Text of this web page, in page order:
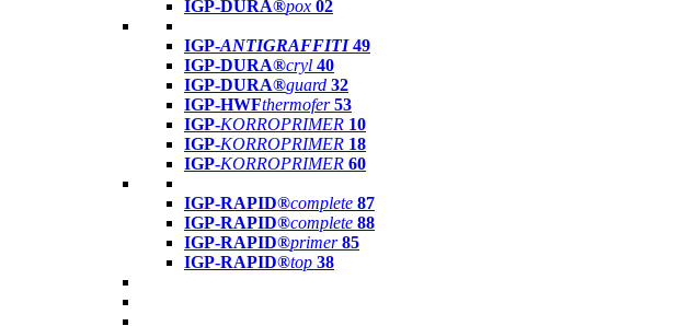
IGP-DURA®pox 02
IGP-ANTIGRAFFITI49
IGP-DURA®cryl 40
IGP-DURA®guard 32
IGP-HWFthermofer 53
IGP-KORROPRIMER 10
IGP-KORROPRIMER 18
IGP-KORROPRIMER 60
IGP-RAPID®complete 87
IGP-RAPID®complete 88
IGP-RAPID®primer 85
IGP-RAPID®top 38